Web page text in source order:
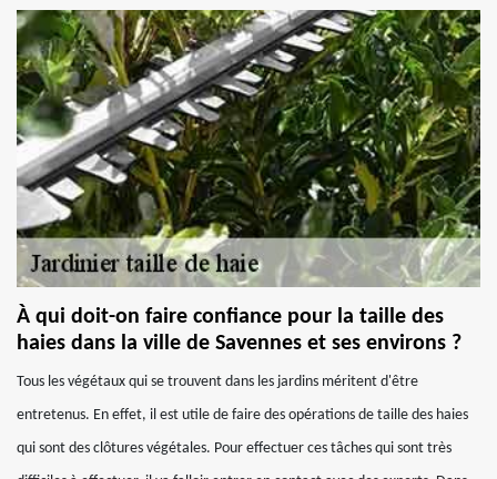
À qui doit-on faire confiance pour la taille des
haies dans la ville de Savennes et ses environs ?
Tous les végétaux qui se trouvent dans les jardins méritent d'être
entretenus. En effet, il est utile de faire des opérations de taille des haies
qui sont des clôtures végétales. Pour effectuer ces tâches qui sont très